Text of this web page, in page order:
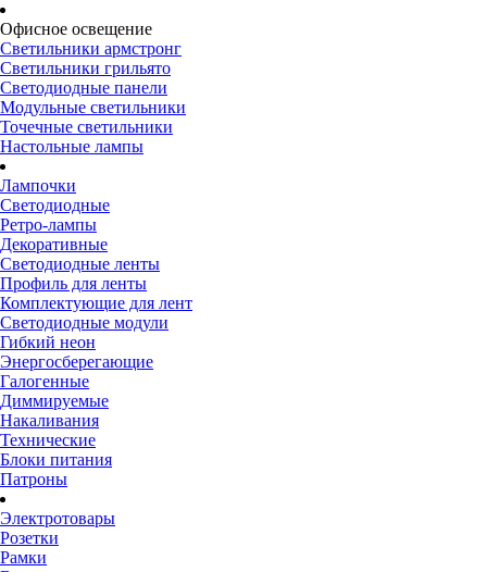
Офисное освещение
Светильники армстронг
Светильники грильято
Светодиодные панели
Модульные светильники
Точечные светильники
Настольные лампы
Лампочки
Светодиодные
Ретро-лампы
Декоративные
Светодиодные ленты
Профиль для ленты
Комплектующие для лент
Светодиодные модули
Гибкий неон
Энергосберегающие
Галогенные
Диммируемые
Накаливания
Технические
Блоки питания
Патроны
Электротовары
Розетки
Рамки